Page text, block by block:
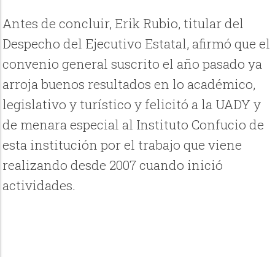
Antes de concluir, Erik Rubio, titular del
Despecho del Ejecutivo Estatal, afirmó que el
convenio general suscrito el año pasado ya
arroja buenos resultados en lo académico,
legislativo y turístico y felicitó a la UADY y
de menara especial al Instituto Confucio de
esta institución por el trabajo que viene
realizando desde 2007 cuando inició
actividades.